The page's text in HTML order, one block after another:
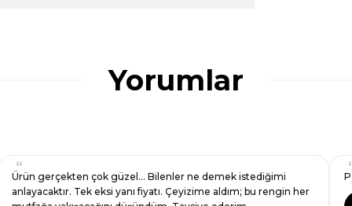
Yorumlar
hızlı dönüş yaptı, ürün görselde
ve kaliteli.
Rengi ve işçiliği